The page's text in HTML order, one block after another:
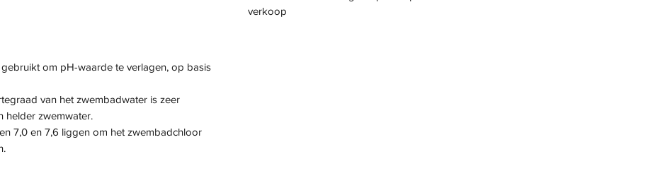
om pH-waarde te verlagen, op basis
van het zwembadwater is zeer
helder zwemwater.
7,0 en 7,6 liggen om het zwembadchloor
verkoop